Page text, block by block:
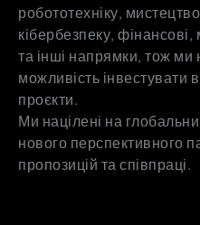
робототехніку,
кібербезпеку, фінансові,
та інші напрямки, тож ми
можливість інвестувати в
проєкти.
Ми націлені на
нового перспективного
пропозицій та співпраці.